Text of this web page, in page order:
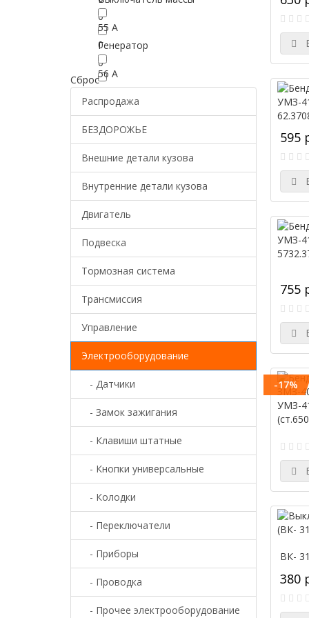
0
Генератор
0
Зажигание
0
Катушка зажигания
0
Кронштейн
0
Клемма
0
Кронштейн АКБ
Крышка
0
Мост
0
Наконечник
Провода высоковольтные
0
Трамблер
0
Реле
55 А
0
56 А
0
57 А
0
65 А
0
70 А
0
75 А
0
80 А
90 А
0
100 А
0
110 А
120 А
0
125 А
0
Сброс
Распродажа
БЕЗДОРОЖЬЕ
Внешние детали кузова
Внутренние детали кузова
Двигатель
Подвеска
Тормозная система
Трансмиссия
Управление
Электрооборудование
- Датчики
- Замок зажигания
- Клавиши штатные
- Кнопки универсальные
- Колодки
- Переключатели
- Приборы
- Проводка
- Прочее электрооборудование
595
755
-17%
ВК-
380